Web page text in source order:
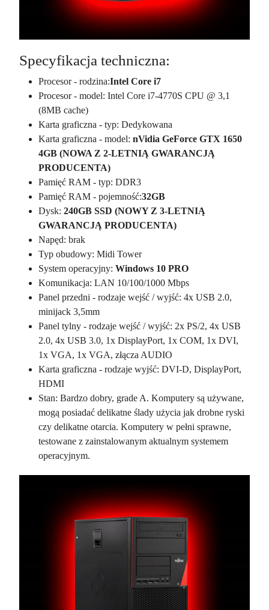
Specyfikacja techniczna:
Procesor - rodzina:Intel Core i7
Procesor - model: Intel Core i7-4770S CPU @ 3,1
(8MB cache)
Karta graficzna - typ: Dedykowana
Karta graficzna - model: nVidia GeForce GTX 1650
4GB (NOWA Z 2-LETNIĄ GWARANCJĄ
PRODUCENTA)
Pamięć RAM - typ: DDR3
Pamięć RAM - pojemność:32GB
Dysk: 240GB SSD (NOWY Z 3-LETNIĄ
GWARANCJĄ PRODUCENTA)
Napęd: brak
Typ obudowy: Midi Tower
System operacyjny: Windows 10 PRO
Komunikacja: LAN 10/100/1000 Mbps
Panel przedni - rodzaje wejść / wyjść: 4x USB 2.0,
minijack 3,5mm
Panel tylny - rodzaje wejść / wyjść: 2x PS/2, 4x USB
2.0, 4x USB 3.0, 1x DisplayPort, 1x COM, 1x DVI,
1x VGA, 1x VGA, złącza AUDIO
Karta graficzna - rodzaje wyjść: DVI-D, DisplayPort,
HDMI
Stan: Bardzo dobry, grade A. Komputery są używane,
mogą posiadać delikatne ślady użycia jak drobne ryski
czy delikatne otarcia. Komputery w pełni sprawne,
testowane z zainstalowanym aktualnym systemem
operacyjnym.